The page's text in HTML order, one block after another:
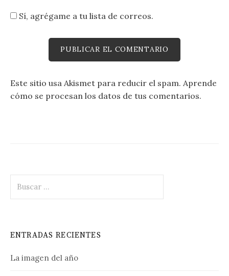
Sí, agrégame a tu lista de correos.
Este sitio usa Akismet para reducir el spam. Aprende
cómo se procesan los datos de tus comentarios.
ENTRADAS RECIENTES
La imagen del año